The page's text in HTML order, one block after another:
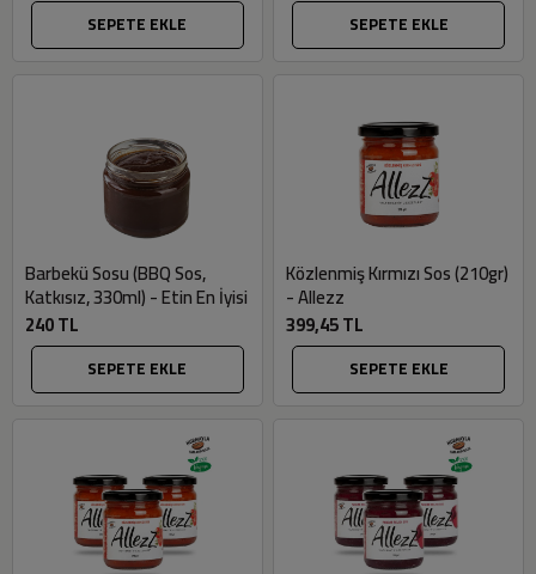
SEPETE EKLE SEPETE EKLE
Barbekü Sosu (BBQ Sos,
Katkısız, 330ml) - Etin En İyisi
240 TL
SEPETE EKLE
Közlenmiş Kırmızı Sos (210gr)
- Allezz
399,45 TL
SEPETE EKLE